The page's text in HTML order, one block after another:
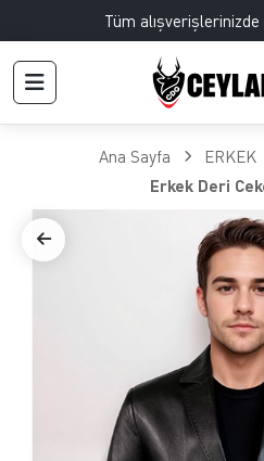
Tüm alışverişlerinizde
Ana Sayfa ERKEK
Erkek Deri